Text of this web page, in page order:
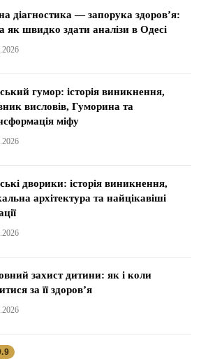
діагностика — запорука здоров’я:
як швидко здати аналізи в Одесі
гумор: історія виникнення,
висловів, Гуморина та
міфу
дворики: історія виникнення,
архітектура та найцікавіші
захист дитини: як і коли
за її здоров’я